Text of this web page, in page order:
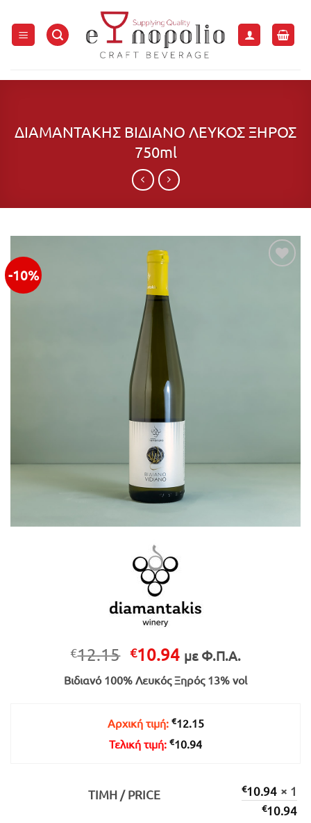
στο
περιεχόμενο
ΔΙΑΜΑΝΤΑΚΗΣ ΒΙΔΙΑΝΟ ΛΕΥΚΟΣ ΞΗΡΟΣ
750ml
-10%
€12.15 Original
price
was:
€10.94Η
τρέχουσα
τιμή
€10.94.
με Φ.Π.Α.
Βιδιανό 100% Λευκός Ξηρός 13% vol
Αρχική τιμή: €12.15
Τελική τιμή: €10.94
ΤΙΜΉ / PRICE €10.94 × 1
€10.94